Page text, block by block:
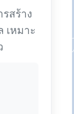
สร้าง
เหมาะ